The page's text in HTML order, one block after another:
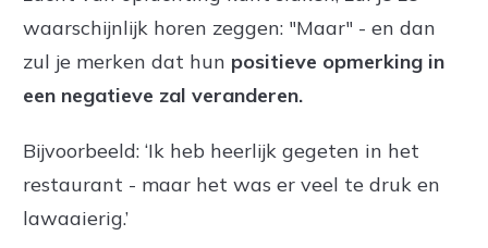
waarschijnlijk horen zeggen: "Maar" - en dan
zul je merken dat hun positieve opmerking in
een negatieve zal veranderen.
Bijvoorbeeld: ‘Ik heb heerlijk gegeten in het
restaurant - maar het was er veel te druk en
lawaaierig.’